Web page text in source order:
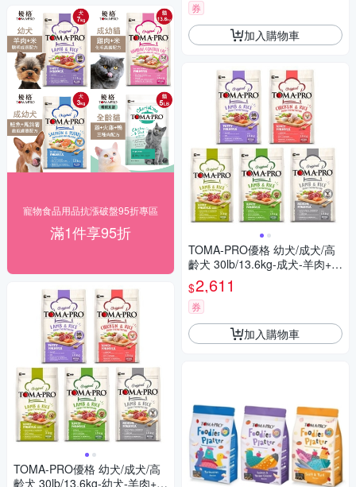
寵物食品用品抗漲破盤95折專區
滿1件享95折
TOMA-PRO優格 幼犬/成犬/高
齡犬 30lb/13.6kg-幼犬-羊肉+米
券
加入購物車
TOMA-PRO優格 幼犬/成犬/高
齡犬 30lb/13.6kg-成犬-羊肉+米
(大顆粒)骨關節強化配方
$2,611
券
加入購物車